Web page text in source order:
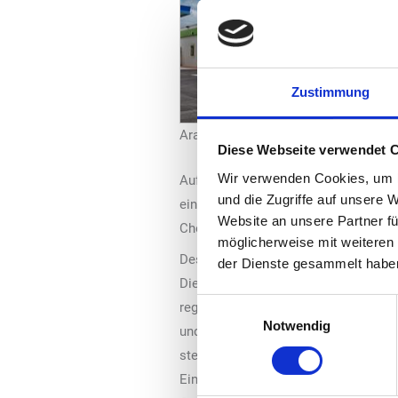
Zustimmung
Diese Webseite verwendet
Wir verwenden Cookies,
und die Zugriffe auf unsere
Website an unsere Partner
möglicherweise mit
der Dienste gesammelt
Einwilligungsauswahl
Notwendig
Aral Autohof Dortmund (Foto: Aral)
Aufgaben der Mitarbeiter sind
einen ganzheitlichen Echtzeit-
Checks bieten sollte.
Deshalb entschied sich Aral für die
Die Lösungen umfassen die
regelmäßigen
und Fortschritte messbar gemacht
steuern sowie HSSE-Standards
Einkaufserlebnis zu bieten, das den